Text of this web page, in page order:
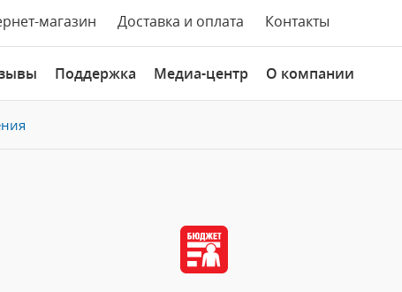
магазин Доставка и оплата Контакты
Поддержка Медиа-центр О компании